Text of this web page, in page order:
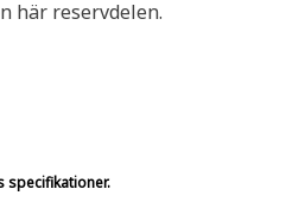
här reservdelen.
specifikationer.